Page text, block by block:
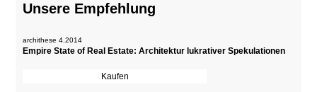
Unsere Empfehlung
archithese 4.2014
Empire State of Real Estate: Architektur lukrativer Spekulationen